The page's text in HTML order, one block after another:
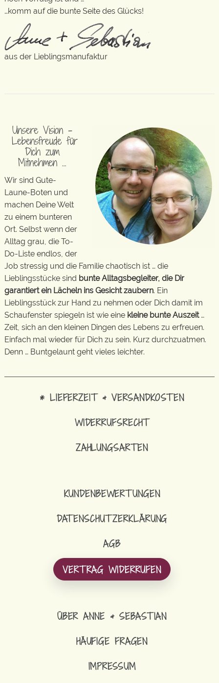
…komm auf die bunte Seite des Glücks!
aus der Lieblingsmanufaktur
Unsere Vision –
Lebensfreude für
Dich zum
Mitnehmen …
Wir sind Gute-
Laune-Boten und
machen Deine Welt
zu einem bunteren
Ort. Selbst wenn der
Alltag grau, die To-
Do-Liste endlos, der
Job stressig und die Familie chaotisch ist … die
Lieblingsstücke sind bunte Alltagsbegleiter, die Dir
garantiert ein Lächeln ins Gesicht zaubern. Ein
Lieblingsstück zur Hand zu nehmen oder Dich damit im
Schaufenster spiegeln ist wie eine kleine bunte Auszeit…
Zeit, sich an den kleinen Dingen des Lebens zu erfreuen.
Einfach mal wieder für Dich zu sein. Kurz durchzuatmen.
Denn … Buntgelaunt geht vieles leichter.
* LIEFERZEIT & VERSANDKOSTEN
WIDERRUFSRECHT
ZAHLUNGSARTEN
KUNDENBEWERTUNGEN
DATENSCHUTZERKLÄRUNG
AGB
VERTRAG WIDERRUFEN
ÜBER ANNE & SEBASTIAN
HÄUFIGE FRAGEN
IMPRESSUM